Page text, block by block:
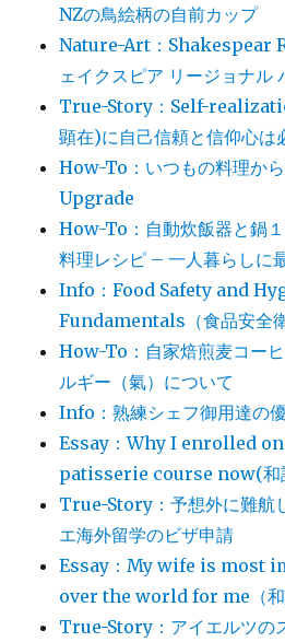
NZの鳥絵柄の自前カップ
Nature-Art：Shakespear
ェイクスピア リージョナル
True-Story：Self-
顕在)に自己信頼と信仰心は
How-To：いつもの料理か
Upgrade
How-To：自動炊飯器と鍋
料理レシピ – 一人暮らしに
Info：Food Safety and
Fundamentals（食品安全衛
How-To：自家焙煎麦コー
ルギー（氣）について
Info：熟練シェフ御用達の
Essay：Why I enrolled
patisserie course now(和
True-Story：予想外に難航
エ海外留学のビザ申請
Essay：My wife is most
over the world for me（和
True-Story：アイエルツの